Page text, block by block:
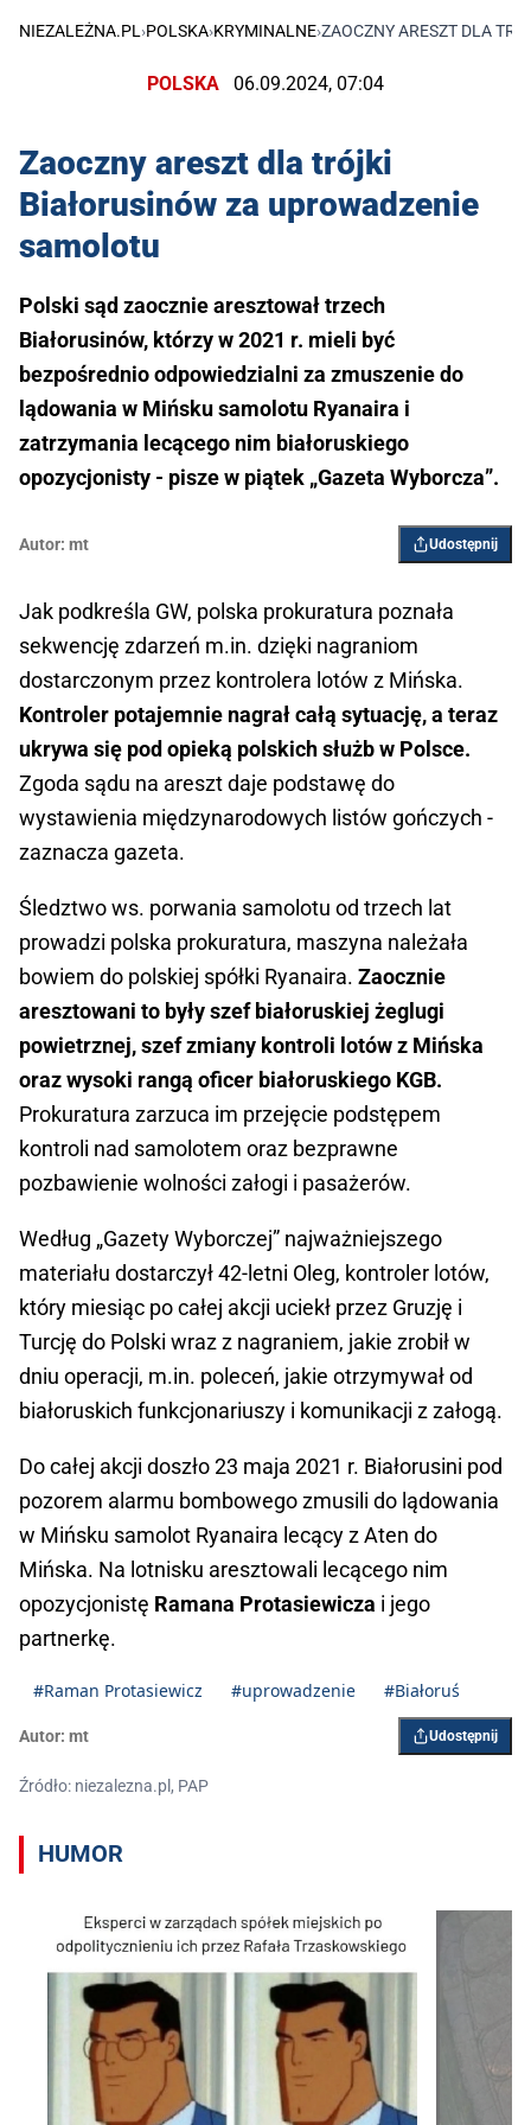
NIEZALEŻNA.PL ›POLSKA›KRYMINALNE›ZAOCZNY ARESZT DLA
POLSKA 06.09.2024, 07:04
Zaoczny areszt dla trójki
Białorusinów za uprowadzenie
samolotu
Polski sąd zaocznie aresztował trzech
Białorusinów, którzy w 2021 r. mieli być
bezpośrednio odpowiedzialni za zmuszenie do
lądowania w Mińsku samolotu Ryanaira i
zatrzymania lecącego nim białoruskiego
opozycjonisty - pisze w piątek „Gazeta Wyborcza”.
Autor: mt Udostępnij
Jak podkreśla GW, polska prokuratura poznała
sekwencję zdarzeń m.in. dzięki nagraniom
dostarczonym przez kontrolera lotów z Mińska.
Kontroler potajemnie nagrał całą sytuację, a teraz
ukrywa się pod opieką polskich służb w Polsce.
Zgoda sądu na areszt daje podstawę do
wystawienia międzynarodowych listów gończych -
zaznacza gazeta.
Śledztwo ws. porwania samolotu od trzech lat
prowadzi polska prokuratura, maszyna należała
bowiem do polskiej spółki Ryanaira. Zaocznie
aresztowani to były szef białoruskiej żeglugi
powietrznej, szef zmiany kontroli lotów z Mińska
oraz wysoki rangą oficer białoruskiego KGB.
Prokuratura zarzuca im przejęcie podstępem
kontroli nad samolotem oraz bezprawne
pozbawienie wolności załogi i pasażerów.
Według „Gazety Wyborczej” najważniejszego
materiału dostarczył 42-letni Oleg, kontroler lotów,
który miesiąc po całej akcji uciekł przez Gruzję i
Turcję do Polski wraz z nagraniem, jakie zrobił w
dniu operacji, m.in. poleceń, jakie otrzymywał od
białoruskich funkcjonariuszy i komunikacji z załogą.
Do całej akcji doszło 23 maja 2021 r. Białorusini pod
pozorem alarmu bombowego zmusili do lądowania
w Mińsku samolot Ryanaira lecący z Aten do
Mińska. Na lotnisku aresztowali lecącego nim
opozycjonistę Ramana Protasiewicza i jego
partnerkę.
#Raman Protasiewicz #uprowadzenie #Białoruś
Autor: mt Udostępnij
Źródło: niezalezna.pl, PAP
HUMOR